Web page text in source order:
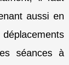
aussi en
séances à